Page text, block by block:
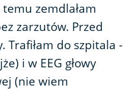
zemdlałam
zarzutów. Przed
Trafiłam do szpitala -
i w EEG głowy
(nie wiem